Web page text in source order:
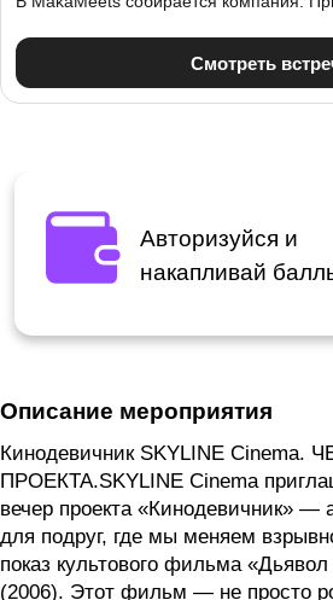
Авторизуйся и
накапливай
Описание мероприятия
Кинодевичник SKYLINE
ПРОЕКТА.SKYLINE Cinema
вечер проекта «Кинодевичник» —
для подруг, где мы меняем
показ культового фильма
(2006). Этот фильм — не просто